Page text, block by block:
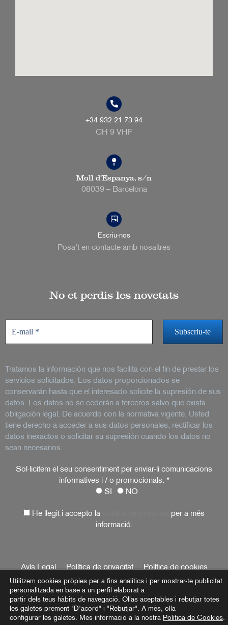
+34 932 21 73 94
CH 9 VHF
Moll d’Espanya, s/n
08039 – Barcelona
Escriu-nos
Posa't en contacte amb nosaltres
No et perdis les novetats
Tratamos la información que nos facilita con el fin de prestar los
servicios solicitados. Los datos proporcionados se
conservarán hasta que el interesado solicite la supresión de sus
datos. Los datos no se cederán a terceros salvo que exista
obligación legal. De acuerdo con la normativa vigente, Usted
tiene derecho a acceder a sus datos personales, rectificar los
datos inexactos o solicitar su supresión cuando los datos no
sean necesarios.
Sol·licitem el seu consentiment per enviar-li comunicacions
informatives i / o promocionals. *
SI
NO
He llegit i accepto la
per a més
informació.
Avís Legal Política de privacitat Política de cookies
Utilitzem cookies pròpies per a fins analítics i per mostrar-te publicitat
personalitzada en base a un perfil elaborat a
partir dels teus hàbits de navegació. Ollas aceptables i rebutjar totes
les galetes prement "D'acord" i "Rebutjar". A més, olla
configurar les galetes. Més informació a la nostra Política de Cookies.